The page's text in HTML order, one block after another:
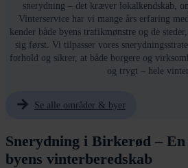
snerydning – det kræver lokalkendskab,
Vinterservice har vi mange års erfaring
kender både byens trafikmønstre og de
sig først. Vi tilpasser vores
forhold og sikrer, at både borgere og
og trygt – hele
Se alle områder & byer
Snerydning i Birkerød –
byens vinterberedskab